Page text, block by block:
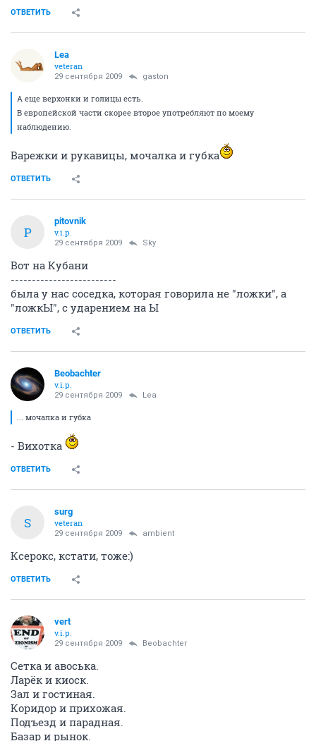
ОТВЕТИТЬ
Lea
veteran
29 сентября 2009 gaston
А еще верхонки и голицы есть.
В европейской части скорее второе употребляют по моему
наблюдению.
Варежки и рукавицы, мочалка и губка
ОТВЕТИТЬ
P
pitovnik
v.i.p.
29 сентября 2009 Sky
Вот на Кубани
-------------------------
была у нас соседка, которая говорила не "ложки", а
"ложкЫ", с ударением на Ы
ОТВЕТИТЬ
Beobachter
v.i.p.
29 сентября 2009 Lea
... мочалка и губка
- Вихотка
ОТВЕТИТЬ
S
surg
veteran
29 сентября 2009 ambient
Ксерокс, кстати, тоже:)
ОТВЕТИТЬ
vert
v.i.p.
29 сентября 2009 Beobachter
Сетка и авоська.
Ларёк и киоск.
Зал и гостиная.
Коридор и прихожая.
Подъезд и парадная.
Базар и рынок.